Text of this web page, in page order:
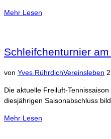
Mehr über
Schleifchenturnier
02.10.2021”
Lesen
Schleifchenturnier
von Yves RührdichVereinsleben
Die aktuelle Freiluft-
diesjährigen Saisonabschluss
Mehr über
Lesen